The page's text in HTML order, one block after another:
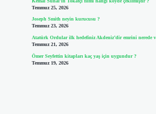
Temmuz 25, 2026
Joseph Smith neyin kurucusu ?
Temmuz 23, 2026
Atatürk Ordular ilk hedefiniz Akdeniz’dir emrini nerede
Temmuz 21, 2026
Ömer Seyfettin kitapları kaç yaş için uygundur ?
Temmuz 19, 2026